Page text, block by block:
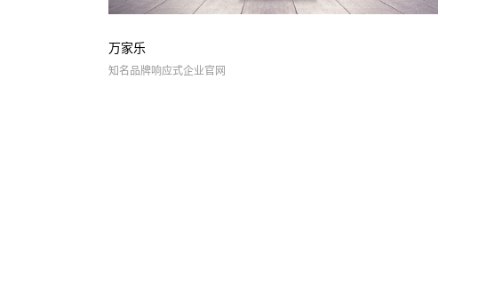
万家乐
知名品牌响应式企业官网